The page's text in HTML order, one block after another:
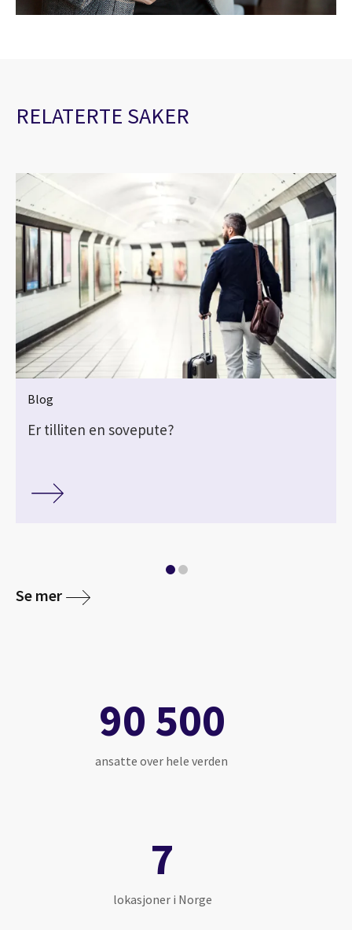
RELATERTE SAKER
Blog
Er tilliten en sovepute?
Se mer
90 500
ansatte over hele verden
7
lokasjoner i Norge